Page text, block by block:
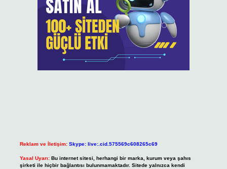
Reklam ve İletişim: Skype: live:.cid.575569c608265c69
Yasal Uyarı: Bu internet sitesi, herhangi bir marka, kurum veya şahıs
şirketi ile hiçbir bağlantısı bulunmamaktadır. Sitede yalnızca kendi